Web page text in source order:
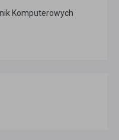
Komputerowych